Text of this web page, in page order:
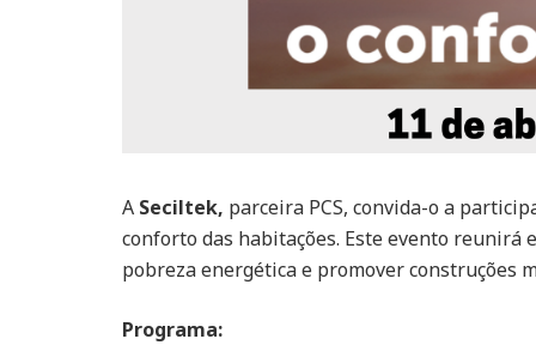
A Seciltek, parceira PCS, convida-o a
conforto das habitações. Este evento reunirá
pobreza energética e promover construções
Programa: